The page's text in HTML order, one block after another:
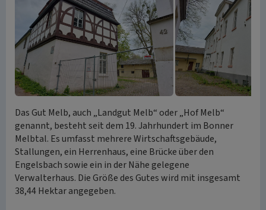
Das Gut Melb, auch „Landgut Melb“ oder „Hof Melb“
genannt, besteht seit dem 19. Jahrhundert im Bonner
Melbtal. Es umfasst mehrere Wirtschaftsgebäude,
Stallungen, ein Herrenhaus, eine Brücke über den
Engelsbach sowie ein in der Nähe gelegene
Verwalterhaus. Die Größe des Gutes wird mit insgesamt
38,44 Hektar angegeben.